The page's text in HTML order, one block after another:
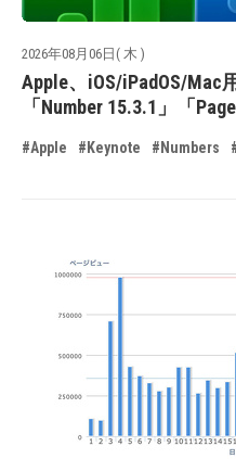
2026年08月06日( 木 )
Apple、iOS/iPadOS/Mac
「Number 15.3.1」「
#Apple #Keynote #Numbers